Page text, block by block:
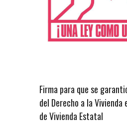
Firma para que se
del Derecho a la Vivienda
de Vivienda Estatal